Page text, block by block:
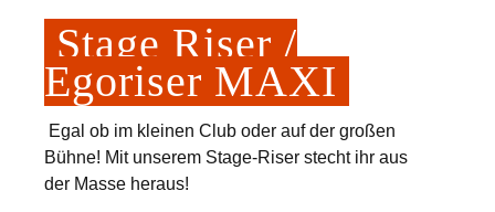
Stage Riser /
Egoriser MAXI
Egal ob im kleinen Club oder auf der großen
Bühne! Mit unserem Stage-Riser stecht ihr aus
der Masse heraus!